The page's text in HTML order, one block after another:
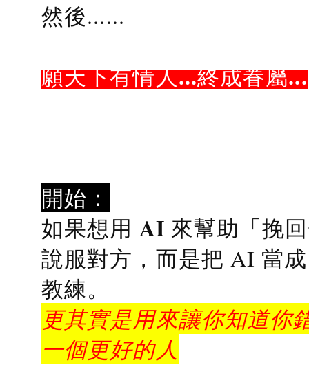
然後......
願天下有情人...終成眷屬...
開始：
如果想用 AI 來幫助「挽
說服對方，而是把 AI 當
教練。
更其實是用來讓你知道你
一個更好的人